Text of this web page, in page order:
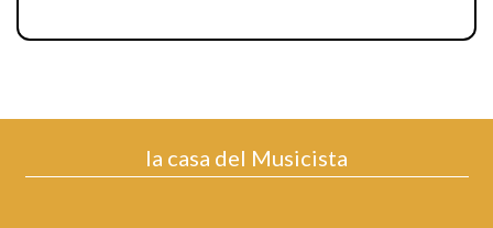
la casa del Musicista